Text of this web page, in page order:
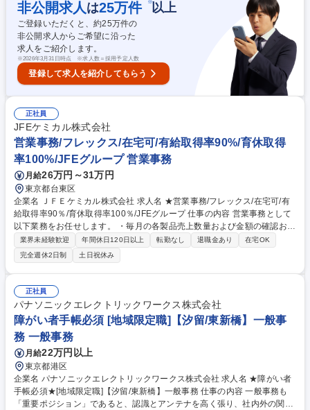
京】一般事務[PEW ライティング]
非公開求人 は25万件 ※以上
ご登録いただくと、約25万件の
非公開求人からご希望に沿った
求人をご紹介します。
※2026年3月31日時点 ※求人数＝採用予定人数
登録して求人を紹介してもらう
正社員
JFEケミカル株式会社
営業事務/フレックス/在宅可/有給取得率90%/育休取得
率100%/JFEグループ 営業事務
月給26万円～31万円
東京都台東区
企業名 ＪＦＥケミカル株式会社 求人名 ★営業事務/フレックス/在宅可/有
給取得率90％/育休取得率100％/JFEグループ 仕事の内容 営業事務として
以下業務をお任せします。 ・毎月の各製品売上数量および金額の確認およ
び集計業務 （営業システムへの各種登録、入力、内容確認） ・経費申請
および確認・集計 ・顧客・取引先とのコミュニケーション：電話、メール
等での定型サービスに関わる問い合せ対応（例；請求書等） ・受発注業務
／請求書発行業務、支払確認等 ・（場合により）製品在庫管理、生産バラ
ンスの確認 ・総務業務（備品管理、オフィスや施設管理、通信文書管理な
ど） 募集職種 ★営業事務/フレックス/在宅可/有給取得率90％/育休取得率
100％/JFEグループ
業界未経験歓迎 年間休日120日以上 転勤なし 退職金あり
在宅OK
完全週休2日制
土日祝休み
正社員
パナソニックエレクトリックワークス株式会社
障がい者手帳必須 [地域限定職]【汐留/東新橋】一般事
務 一般事務
月給22万円以上
東京都港区
企業名 パナソニックエレクトリックワークス株式会社 求人名 ★障がい者
手帳必須★[地域限定職]【汐留/東新橋】一般事務 仕事の内容 一般事務も
「重要ポジション」であると、認識とアンテナを高く張り、社内外の関係